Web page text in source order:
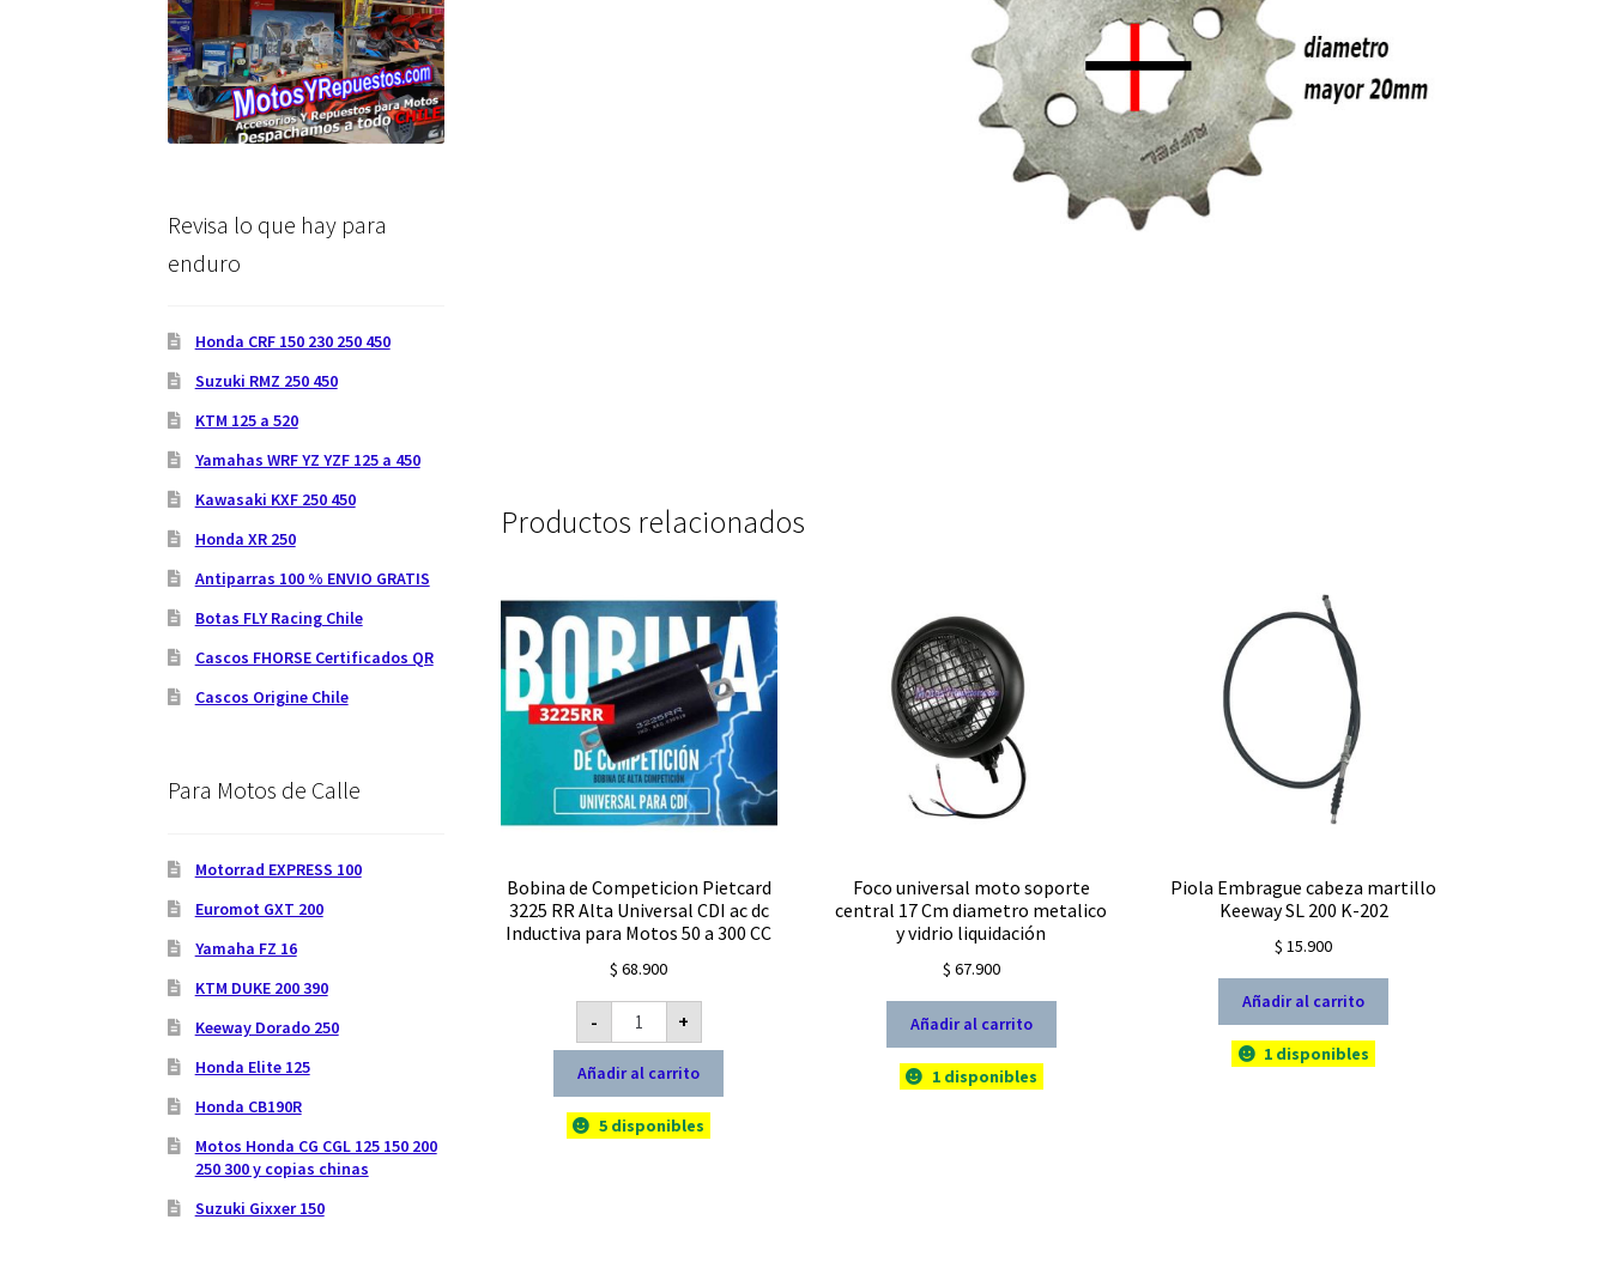
Productos relacionados
Bobina de Competicion Pietcard
3225 RR Alta Universal CDI ac dc
Inductiva para Motos 50 a 300 CC
$ 68.900
-
Bobina
Competicion
3225
RR
Alta
Universal
CDI
+
Añadir al carrito
5 disponibles
Foco universal moto soporte
central 17 Cm diametro metalico
y vidrio liquidación
$ 67.900
Añadir al carrito
1 disponibles
Piola Embrague cabeza martillo
Keeway SL 200 K-202
$ 15.900
Añadir al carrito
1 disponibles
Revisa lo que hay para
enduro
Honda CRF 150 230 250 450
Suzuki RMZ 250 450
KTM 125 a 520
Yamahas WRF YZ YZF 125 a 450
Kawasaki KXF 250 450
Honda XR 250
Antiparras 100 % ENVIO GRATIS
Botas FLY Racing Chile
Cascos FHORSE Certificados QR
Cascos Origine Chile
Para Motos de Calle
Motorrad EXPRESS 100
Euromot GXT 200
Yamaha FZ 16
KTM DUKE 200 390
Keeway Dorado 250
Honda Elite 125
Honda CB190R
Motos Honda CG CGL 125 150 200
250 300 y copias chinas
Suzuki Gixxer 150